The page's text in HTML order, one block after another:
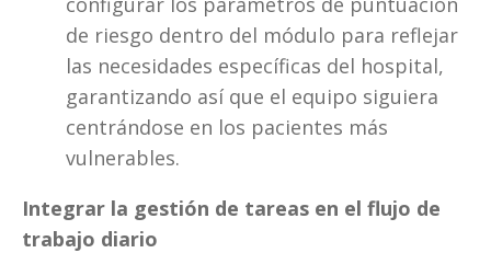
de riesgo dentro del módulo para reflejar
las necesidades específicas del hospital,
garantizando así que el equipo siguiera
centrándose en los pacientes más
vulnerables.
Integrar la gestión de tareas en el flujo de
trabajo diario